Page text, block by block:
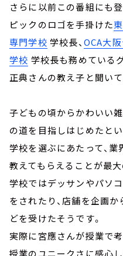
さらに以前この番組にも
ピックのロゴを手掛けた
専門学校 学校長、OCA大
学校 学校長も務めている
正典さんの教え子と聞い
子どもの頃からかわいい
の道を目指しはじめたとい
学校を選ぶにあたって、
教えてもらえることが最
学校ではデッサンやパソ
をされたり、店舗を企画
どを受けたそうです。
実際に宮應さんが授業で
授業のユニークさに感心